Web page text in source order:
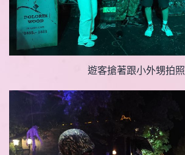
遊客搶著跟小外甥拍照